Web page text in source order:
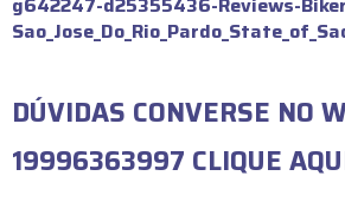
DÚVIDAS CONVERSE NO
19996363997 CLIQUE